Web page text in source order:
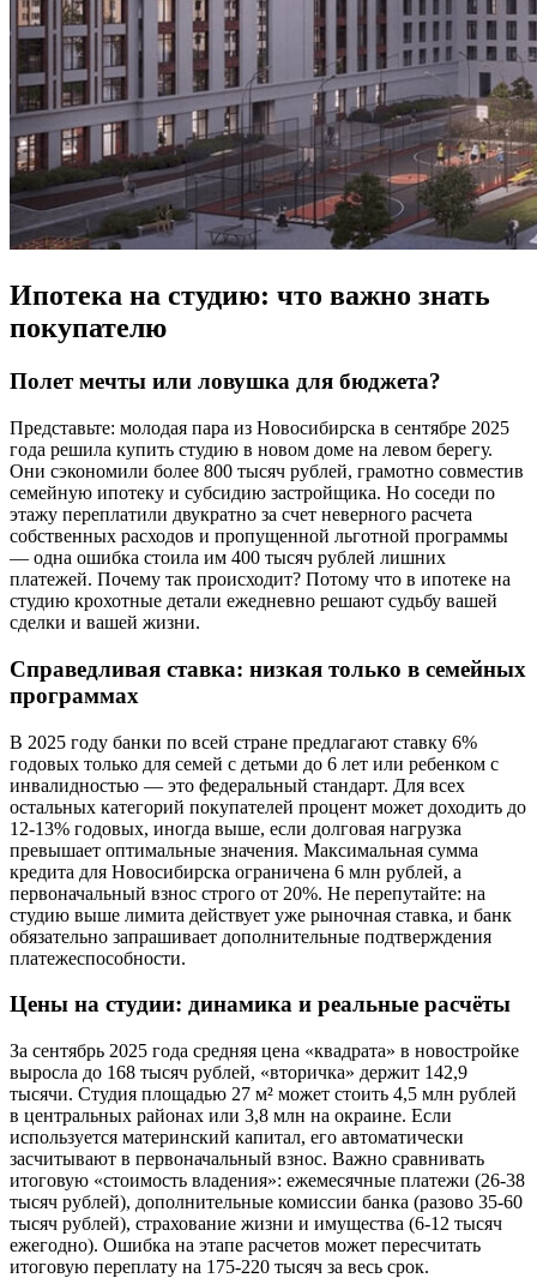
Ипотека на студию: что важно знать
покупателю
Полет мечты или ловушка для бюджета?
Представьте: молодая пара из Новосибирска в сентябре 2025
года решила купить студию в новом доме на левом берегу.
Они сэкономили более 800 тысяч рублей, грамотно совместив
семейную ипотеку и субсидию застройщика. Но соседи по
этажу переплатили двукратно за счет неверного расчета
собственных расходов и пропущенной льготной программы
— одна ошибка стоила им 400 тысяч рублей лишних
платежей. Почему так происходит? Потому что в ипотеке на
студию крохотные детали ежедневно решают судьбу вашей
сделки и вашей жизни.
Справедливая ставка: низкая только в семейных
программах
В 2025 году банки по всей стране предлагают ставку 6%
годовых только для семей с детьми до 6 лет или ребенком с
инвалидностью — это федеральный стандарт. Для всех
остальных категорий покупателей процент может доходить до
12-13% годовых, иногда выше, если долговая нагрузка
превышает оптимальные значения. Максимальная сумма
кредита для Новосибирска ограничена 6 млн рублей, а
первоначальный взнос строго от 20%. Не перепутайте: на
студию выше лимита действует уже рыночная ставка, и банк
обязательно запрашивает дополнительные подтверждения
платежеспособности.
Цены на студии: динамика и реальные расчёты
За сентябрь 2025 года средняя цена «квадрата» в новостройке
выросла до 168 тысяч рублей, «вторичка» держит 142,9
тысячи. Студия площадью 27 м² может стоить 4,5 млн рублей
в центральных районах или 3,8 млн на окраине. Если
используется материнский капитал, его автоматически
засчитывают в первоначальный взнос. Важно сравнивать
итоговую «стоимость владения»: ежемесячные платежи (26-38
тысяч рублей), дополнительные комиссии банка (разово 35-60
тысяч рублей), страхование жизни и имущества (6-12 тысяч
ежегодно). Ошибка на этапе расчетов может пересчитать
итоговую переплату на 175-220 тысяч за весь срок.